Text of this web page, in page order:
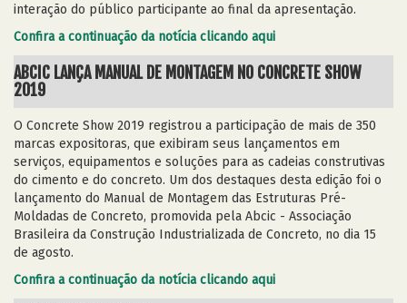
interação do público participante ao final da apresentação.
Confira a continuação da notícia clicando aqui
ABCIC LANÇA MANUAL DE MONTAGEM NO CONCRETE SHOW
2019
O Concrete Show 2019 registrou a participação de mais de 350
marcas expositoras, que exibiram seus lançamentos em
serviços, equipamentos e soluções para as cadeias construtivas
do cimento e do concreto. Um dos destaques desta edição foi o
lançamento do Manual de Montagem das Estruturas Pré-
Moldadas de Concreto, promovida pela Abcic - Associação
Brasileira da Construção Industrializada de Concreto, no dia 15
de agosto.
Confira a continuação da notícia clicando aqui